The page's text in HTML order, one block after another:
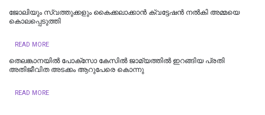
ജോലിയും സ്വത്തുക്കളും കൈക്കലാക്കാൻ ക്വട്ടേഷൻ നൽകി അമ്മയെ
കൊലപ്പെടുത്തി
READ MORE
തെലങ്കാനയിൽ പോക്‌സോ കേസില്‍ ജാമ്യത്തില്‍ ഇറങ്ങിയ പ്രതി
അതിജീവിത അടക്കം ആറുപേരെ കൊന്നു
READ MORE